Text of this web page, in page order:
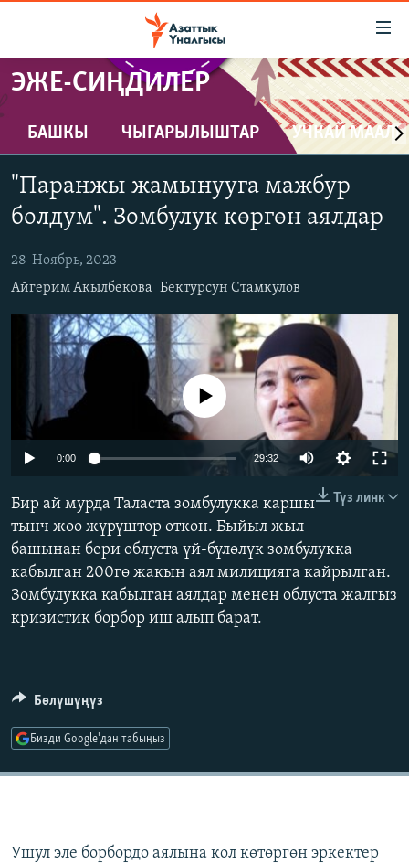
Навигацияга
өтүңүз
Издөөгө
салыңыз
ЖАҢЫЛЫКТАР
КЫРГЫЗСТАН
САЯСАТ
ЭКОНОМИКА
МАДАНИЯТ
ДҮЙНӨ
БОРБОР АЗИЯ
УКРАИНА
АТАЙЫН ИЛИКТӨӨ
ТВ ПРОГРАММАЛАР
БҮГҮН АЗАТТЫКТА
ЭКСПЕРТТЕР ТАЛДАЙТ
БИЗ ЖАНА ДҮЙНӨ
ДАНИСТЕ
ЭЖЕ-СИҢДИЛЕР
АЗАТТЫК+
ПОДКАСТ
ӨЗГӨЧӨ ПИКИР
Русский
ОНЛАЙН ШЕРИНЕ
ЭЕ/АРнун бардык сайттары
ЭЖЕ-СИҢДИЛЕР
БАШКЫ ЧЫГАРЫЛЫШТАР УЧКАЙ
"Паранжы жамынууга мажбур
болдум". Зомбулук көргөн аялдар
28-Ноябрь, 2023
Айгерим Акылбекова Бектурсун Стамкулов
Auto 178p 268p 356p
532p 800p
No media source currently available
0:00 29:32
178p
356p
532p
Түз линк
Бир ай мурда Таласта зомбулукка каршы
тынч жөө жүрүштөр өткөн. Быйыл жыл
башынан бери облуста үй-бүлөлүк зомбулукка
кабылган 200гө жакын аял милицияга кайрылган.
Зомбулукка кабылган аялдар менен облуста жалгыз
кризистик борбор иш алып барат.
Бөлүшүңүз
Бизди Google'дан табыңыз
Ушул эле борбордо аялына кол көтөргөн эркектер